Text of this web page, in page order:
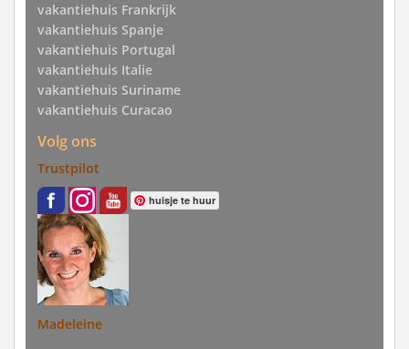
vakantiehuis Frankrijk
vakantiehuis Spanje
vakantiehuis Portugal
vakantiehuis Italie
vakantiehuis Suriname
vakantiehuis Curacao
Volg ons
Trustpilot
huisje te huur
Madeleine